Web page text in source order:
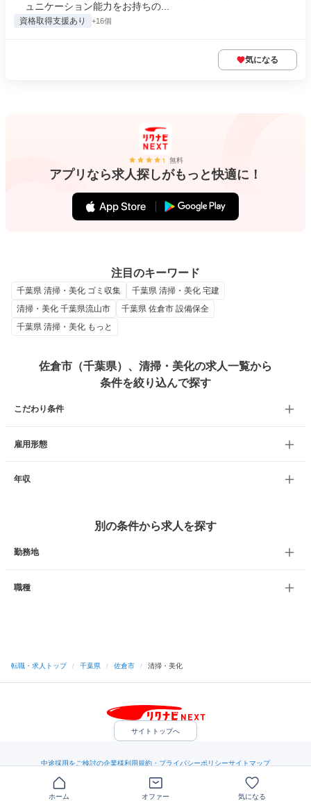
ュニケーション能力をお持ちの...
資格取得支援あり +16個
気になる
無料
アプリなら求人探しがもっと快適に！
注目のキーワード
千葉県 清掃・美化 ゴミ収集
千葉県 清掃・美化 宅建
清掃・美化 千葉県流山市
千葉県 佐倉市 設備保全
千葉県 清掃・美化 もっと
佐倉市（千葉県）、清掃・美化の求人一覧から
条件を絞り込んで探す
こだわり条件
雇用形態
年収
別の条件から求人を探す
勤務地
職種
転職・求人トップ / 千葉県 / 佐倉市 / 清掃・美化
ホーム オファー 気になる
サイトトップへ
中途採用をご検討の企業様利用規約・プライバシーポリシーサイトマップ
（C）Indeed Inc.